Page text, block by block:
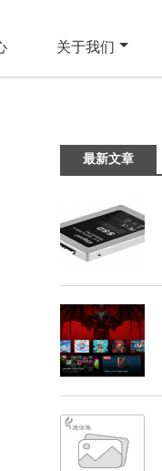
关于我们
最新文章